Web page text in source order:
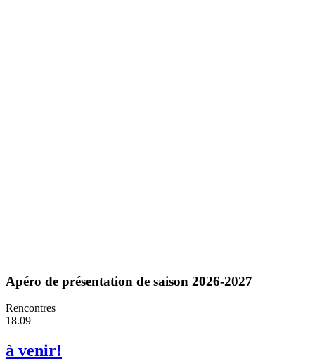
Apéro de présentation de saison 2026-2027
Rencontres
18.09
à venir!